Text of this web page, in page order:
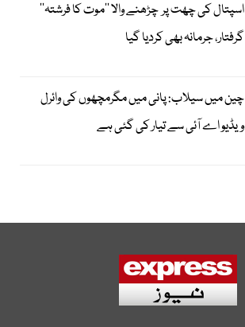
اسپتال کی چھت پر چڑھنے والا ’’موت کا فرشتہ‘‘
گرفتار، جرمانہ بھی کردیا گیا
چین میں سیلاب: پانی میں مگرمچھوں کی وائرل
ویڈیو اے آئی سے تیار کی گئی ہے